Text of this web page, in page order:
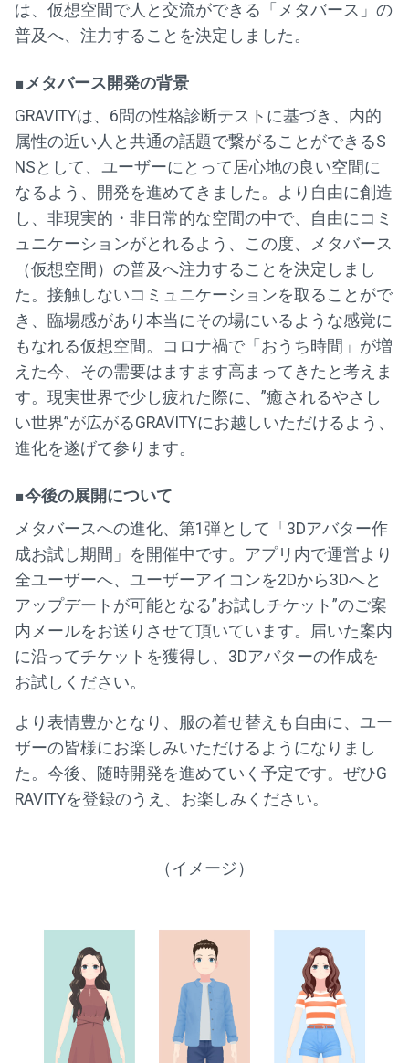
は、仮想空間で人と交流ができる「メタバース」の
普及へ、注力することを決定しました。
■メタバース開発の背景
GRAVITYは、6問の性格診断テストに基づき、内的
属性の近い人と共通の話題で繋がることができるS
NSとして、ユーザーにとって居心地の良い空間に
なるよう、開発を進めてきました。より自由に創造
し、非現実的・非日常的な空間の中で、自由にコミ
ュニケーションがとれるよう、この度、メタバース
（仮想空間）の普及へ注力することを決定しまし
た。接触しないコミュニケーションを取ることがで
き、臨場感があり本当にその場にいるような感覚に
もなれる仮想空間。コロナ禍で「おうち時間」が増
えた今、その需要はますます高まってきたと考えま
す。現実世界で少し疲れた際に、”癒されるやさし
い世界”が広がるGRAVITYにお越しいただけるよう、
進化を遂げて参ります。
■今後の展開について
メタバースへの進化、第1弾として「3Dアバター作
成お試し期間」を開催中です。アプリ内で運営より
全ユーザーへ、ユーザーアイコンを2Dから3Dへと
アップデートが可能となる”お試しチケット”のご案
内メールをお送りさせて頂いています。届いた案内
に沿ってチケットを獲得し、3Dアバターの作成を
お試しください。
より表情豊かとなり、服の着せ替えも自由に、ユー
ザーの皆様にお楽しみいただけるようになりまし
た。今後、随時開発を進めていく予定です。ぜひG
RAVITYを登録のうえ、お楽しみください。
（イメージ）